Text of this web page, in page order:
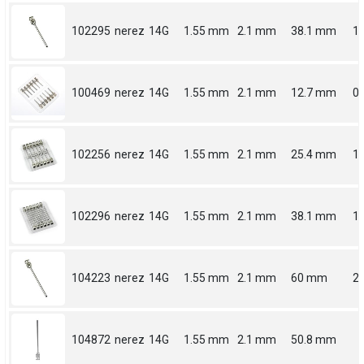
102295 nerez 14G 1.55 mm 2.1 mm 38.1 mm
100469 nerez 14G 1.55 mm 2.1 mm 12.7 mm
102256 nerez 14G 1.55 mm 2.1 mm 25.4 mm 1
102296 nerez 14G 1.55 mm 2.1 mm 38.1 mm
104223 nerez 14G 1.55 mm 2.1 mm 60 mm
104872 nerez 14G 1.55 mm 2.1 mm 50.8 mm